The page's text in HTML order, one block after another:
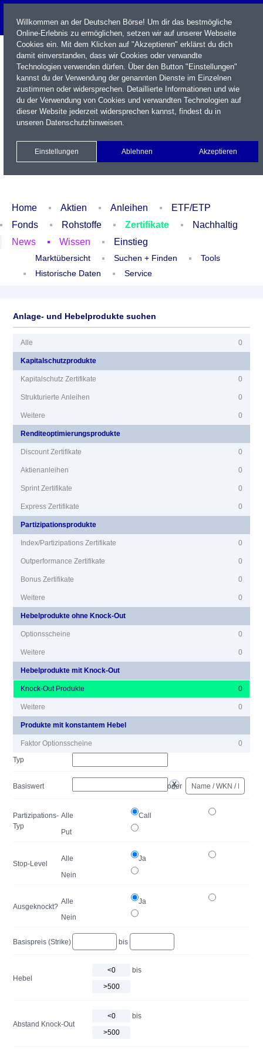
Name / WKN / ISIN / Kürzel
Newsletter Kontakt
Xetra Realtime
Watchlist Portfolio Login
Home Aktien Anleihen
ETF/ETP
Fonds
Rohstoffe Zertifikate
Nachhaltig
News
Wissen Einstieg
Marktübersicht Suchen + Finden
Tools
Historische Daten
Service
Anlage- und Hebelprodukte suchen
Alle 0
Kapitalschutzprodukte
Kapitalschutz Zertifikate 0
Strukturierte Anleihen 0
Weitere 0
Renditeoptimierungsprodukte
Discount Zertifikate 0
Aktienanleihen 0
Sprint Zertifikate 0
Express Zertifikate 0
Partizipationsprodukte
Index/Partizipations Zertifikate 0
Outperformance Zertifikate 0
Bonus Zertifikate 0
Weitere 0
Hebelprodukte ohne Knock-Out
Optionsscheine 0
Weitere 0
Hebelprodukte mit Knock-Out
Knock-Out Produkte 0
Weitere 0
Produkte mit konstantem Hebel
Faktor Optionsscheine
0
Typ
Basiswert oder
Partizipations-
Typ
Alle
Call
Put
Stop-Level
Alle
Ja
Nein
Ausgeknockt?
Alle
Ja
Nein
Basispreis (Strike) bis
Hebel
bis
Abstand Knock-Out
bis
Willkommen an der Deutschen Börse! Um dir das bestmögliche
Online-Erlebnis zu ermöglichen, setzen wir auf unserer Webseite
Cookies ein. Mit dem Klicken auf "Akzeptieren" erklärst du dich
damit einverstanden, dass wir Cookies oder verwandte
Technologien verwenden dürfen. Über den Button "Einstellungen"
kannst du der Verwendung der genannten Dienste im Einzelnen
zustimmen oder widersprechen. Detaillierte Informationen und wie
du der Verwendung von Cookies und verwandten Technologien auf
dieser Website jederzeit widersprechen kannst, findest du in
unseren Datenschutzhinweisen.
Einstellungen Ablehnen Akzeptieren